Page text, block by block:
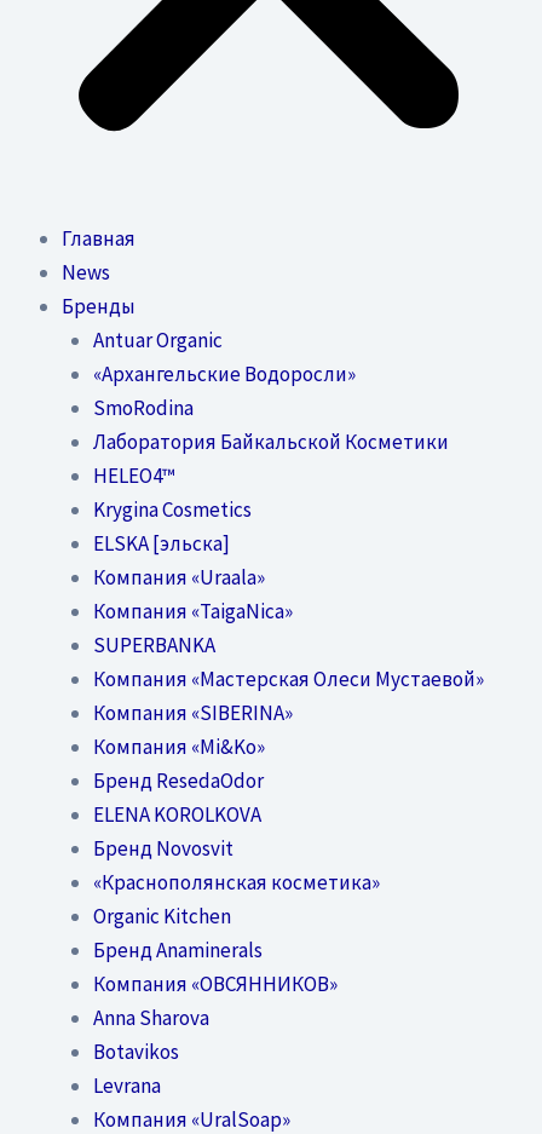
Главная
News
Бренды
Antuar Organic
«Архангельские Водоросли»
SmoRodina
Лаборатория Байкальской Косметики
HELEO4™
Krygina Cosmetics
ELSKA [эльска]
Компания «Uraala»
Компания «TaigaNica»
SUPERBANKA
Компания «Мастерская Олеси Мустаевой»
Компания «SIBERINA»
Компания «Mi&Ko»
Бренд ResedaOdor
ELENA KOROLKOVA
Бренд Novosvit
«Краснополянская косметика»
Organic Kitchen
Бренд Anaminerals
Компания «ОВСЯННИКОВ»
Anna Sharova
Botavikos
Levrana
Компания «UralSoap»